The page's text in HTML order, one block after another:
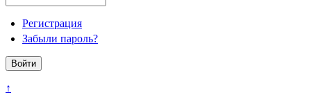
Регистрация
Забыли пароль?
↑